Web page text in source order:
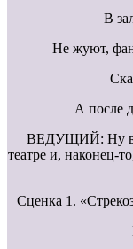
В
Не жуют,
А после
ВЕДУЩИЙ: Ну
театре и, наконец-
Сценка 1.